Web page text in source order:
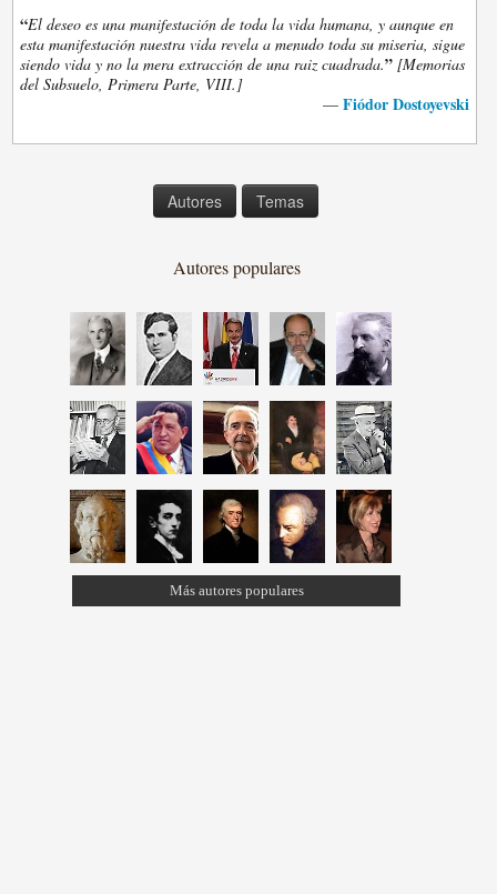
“El deseo es una manifestación de toda la vida humana, y aunque en
esta manifestación nuestra vida revela a menudo toda su miseria, sigue
siendo vida y no la mera extracción de una raiz cuadrada.” [Memorias
del Subsuelo, Primera Parte, VIII.]
— Fiódor Dostoyevski
Autores Temas
Autores populares
Más autores populares